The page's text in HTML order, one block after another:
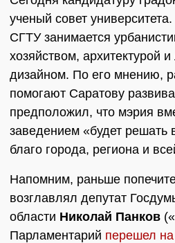
ученый совет
СГТУ занимается
хозяйством, архитектурой
дизайном. По его мнению,
помогают Саратову
предположил, что мэрия
заведением «будет решать
благо города, региона и
Напомним, раньше
возглавлял депутат
области Николай Панков
Парламентарий перешел